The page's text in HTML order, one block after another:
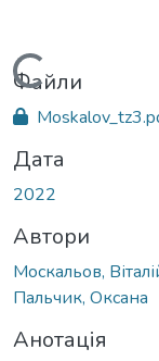
Вантажиться...
Файли
Дата
2022
Автори
Москальов,
Пальчик, Оксана
Анотація